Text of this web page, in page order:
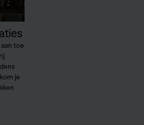
toe
je